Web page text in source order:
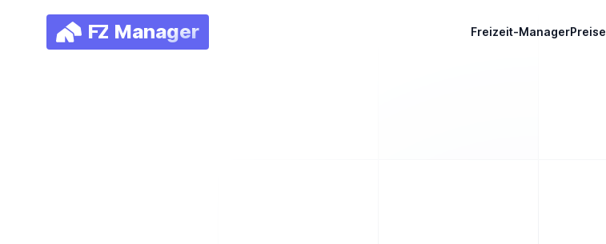
FZManager
FZ Manager Freizeit-ManagerPreise